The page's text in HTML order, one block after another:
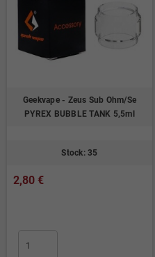
Geekvape - Zeus Sub Ohm/Se
PYREX BUBBLE TANK 5,5ml
Stock: 35
2,80 €